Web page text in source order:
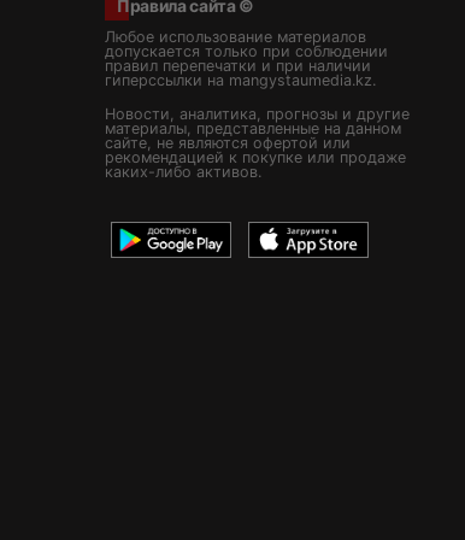
Правила сайта ©
Любое использование материалов
допускается только при соблюдении
правил перепечатки и при наличии
гиперссылки на mangystaumedia.kz.
Новости, аналитика, прогнозы и другие
материалы, представленные на данном
сайте, не являются офертой или
рекомендацией к покупке или продаже
каких-либо активов.